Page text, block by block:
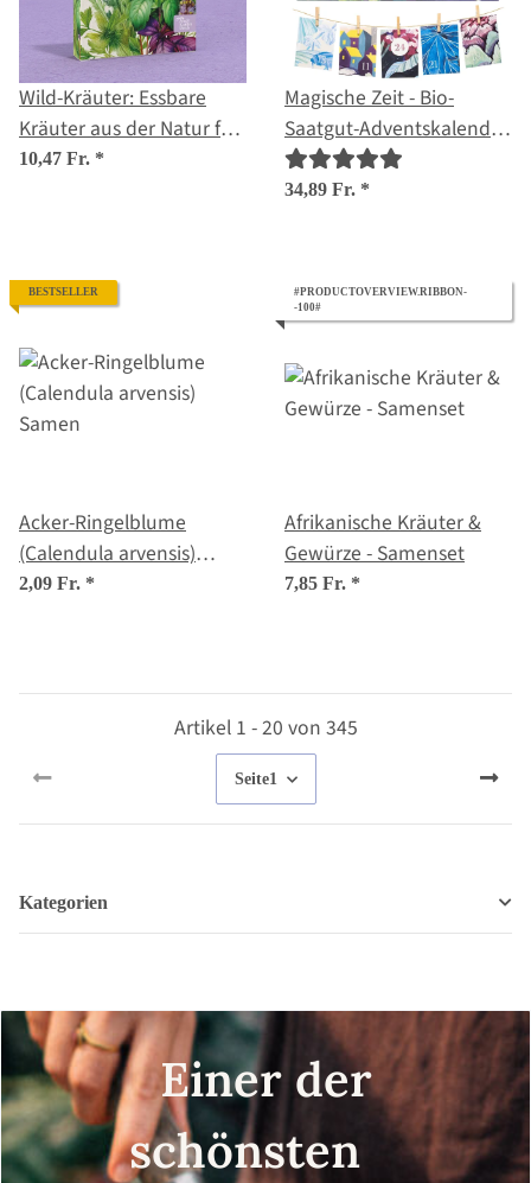
Wild-Kräuter: Essbare
Kräuter aus der Natur für
Küche, Tee & Salat
10,47 Fr. *
Magische Zeit - Bio-
Saatgut-Adventskalender
- Bunter
Selbstversorgergarten
34,89 Fr. *
BESTSELLER
Acker-Ringelblume
(Calendula arvensis)
Samen
2,09 Fr. *
#PRODUCTOVERVIEW.RIBBON-
-100#
Afrikanische Kräuter &
Gewürze - Samenset
7,85 Fr. *
Artikel 1 - 20 von 345
Seite1
Kategorien
Einer der
schönsten